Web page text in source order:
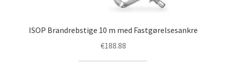
ISOP Brandrebstige 10 m med Fastgørelsesankre
€188.88